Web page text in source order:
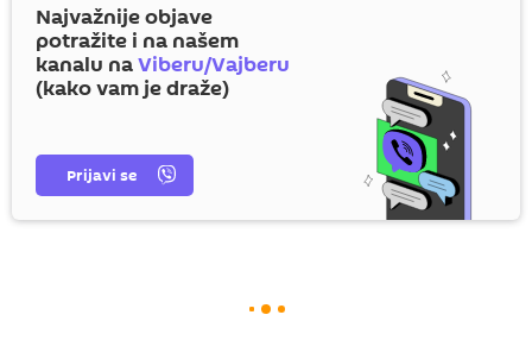
Najvažnije objave
potražite i na našem
kanalu naViberu/Vajberu
(kako vam je draže)
Prijavi se